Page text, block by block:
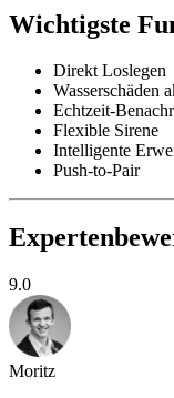
Wichtigste
Direkt Loslegen
Wasserschäden
Echtzeit-
Flexible Sirene
Intelligente
Push-to-Pair
9.0
Moritz